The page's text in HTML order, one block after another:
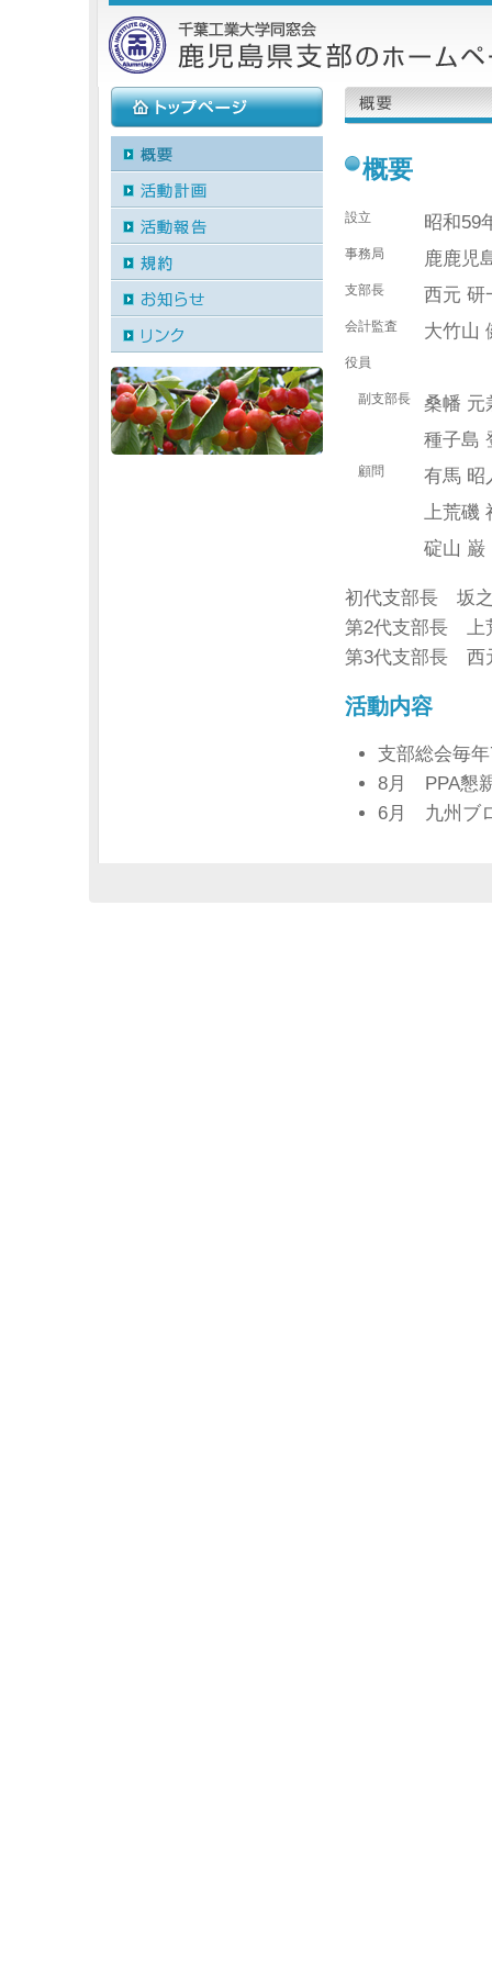
概要
設立 昭和59
事務局 鹿鹿児
支部長 西元 研
会計監査 大竹山
役員
副支部長
桑幡 元
種子島
顧問
有馬 昭
上荒磯
碇山 巌
初代支部長 坂
第2代支部長 上
第3代支部長 西
活動内容
支部総会毎
8月 PPA懇
6月 九州ブ